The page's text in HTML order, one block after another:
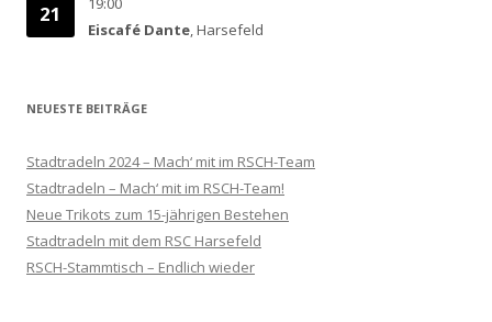
21
Eiscafé Dante, Harsefeld
NEUESTE BEITRÄGE
Stadtradeln 2024 – Mach‘ mit im RSCH-Team
Stadtradeln – Mach‘ mit im RSCH-Team!
Neue Trikots zum 15-jährigen Bestehen
Stadtradeln mit dem RSC Harsefeld
RSCH-Stammtisch – Endlich wieder